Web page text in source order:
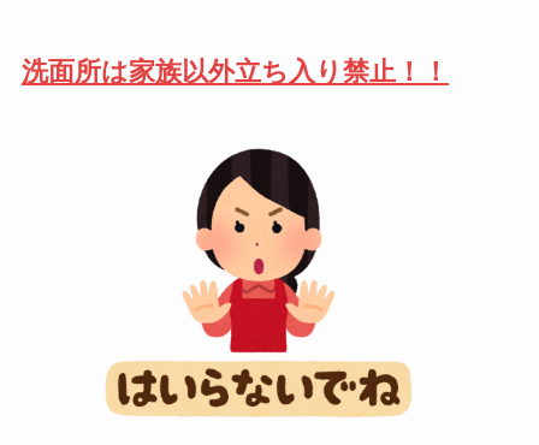
洗面所は家族以外立ち入り禁止！！